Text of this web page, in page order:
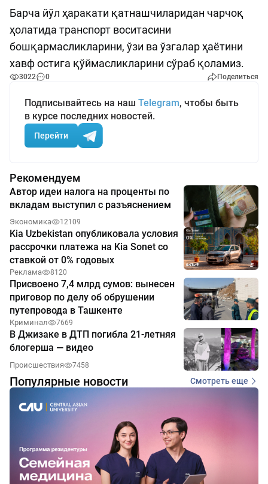
Барча йўл ҳаракати қатнашчиларидан чарчоқ
ҳолатида транспорт воситасини
бошқармасликларини, ўзи ва ўзгалар ҳаётини
хавф остига қўймасликларини сўраб қоламиз.
3022 0 Поделиться
Подписывайтесь на наш Telegram, чтобы быть
в курсе последних новостей.
Перейти
Рекомендуем
Автор идеи налога на проценты по
вкладам выступил с разъяснением
Экономика 12109
Kia Uzbekistan опубликовала условия
рассрочки платежа на Kia Sonet со
ставкой от 0% годовых
Реклама 8120
Присвоено 7,4 млрд сумов: вынесен
приговор по делу об обрушении
путепровода в Ташкенте
Криминал 7669
В Джизаке в ДТП погибла 21-летняя
блогерша — видео
Происшествия 7458
Популярные новости Смотреть еще